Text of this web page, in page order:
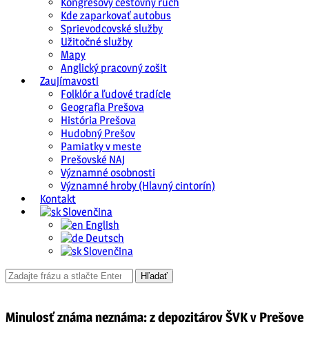
Kde zaparkovať autobus
Sprievodcovské služby
Užitočné služby
Mapy
Anglický pracovný zošit
Zaujímavosti
Folklór a ľudové tradície
Geografia Prešova
História Prešova
Hudobný Prešov
Pamiatky v meste
Prešovské NAJ
Významné osobnosti
Významné hroby (Hlavný cintorín)
Kontakt
Slovenčina
English
Deutsch
Slovenčina
Minulosť známa neznáma: z depozitárov ŠVK v Prešove